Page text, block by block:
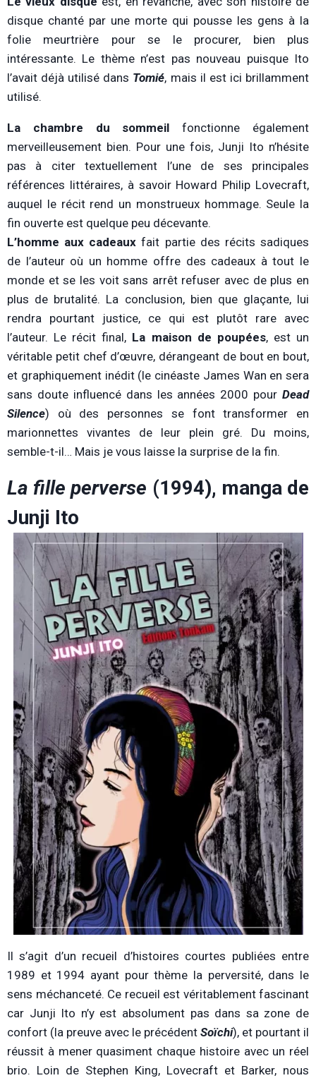
disque chanté par une morte qui pousse les gens à la
folie meurtrière pour se le procurer, bien plus
intéressante. Le thème n’est pas nouveau puisque Ito
l’avait déjà utilisé dans Tomié, mais il est ici brillamment
utilisé.
La chambre du sommeil fonctionne également
merveilleusement bien. Pour une fois, Junji Ito n’hésite
pas à citer textuellement l’une de ses principales
références littéraires, à savoir Howard Philip Lovecraft,
auquel le récit rend un monstrueux hommage. Seule la
fin ouverte est quelque peu décevante.
L’homme aux cadeaux fait partie des récits sadiques
de l’auteur où un homme offre des cadeaux à tout le
monde et se les voit sans arrêt refuser avec de plus en
plus de brutalité. La conclusion, bien que glaçante, lui
rendra pourtant justice, ce qui est plutôt rare avec
l’auteur. Le récit final, La maison de poupées, est un
véritable petit chef d’œuvre, dérangeant de bout en bout,
et graphiquement inédit (le cinéaste James Wan en sera
sans doute influencé dans les années 2000 pour Dead
Silence) où des personnes se font transformer en
marionnettes vivantes de leur plein gré. Du moins,
semble-t-il… Mais je vous laisse la surprise de la fin.
La fille perverse (1994), manga de
Junji Ito
Il s’agit d’un recueil d’histoires courtes publiées entre
1989 et 1994 ayant pour thème la perversité, dans le
sens méchanceté. Ce recueil est véritablement fascinant
car Junji Ito n’y est absolument pas dans sa zone de
confort (la preuve avec le précédent Soïchi), et pourtant il
réussit à mener quasiment chaque histoire avec un réel
brio. Loin de Stephen King, Lovecraft et Barker, nous